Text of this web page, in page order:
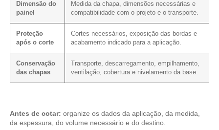
Dimensão do
painel
Medida da chapa, dimensões necessárias e
compatibilidade com o projeto e o transporte.
Proteção
após o corte
Cortes necessários, exposição das bordas e
acabamento indicado para a aplicação.
Conservação
das chapas
Transporte, descarregamento, empilhamento,
ventilação, cobertura e nivelamento da base.
Antes de cotar: organize os dados da aplicação, da medida,
da espessura, do volume necessário e do destino.